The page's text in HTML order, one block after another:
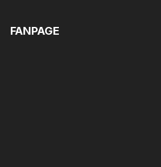
FANPAGE